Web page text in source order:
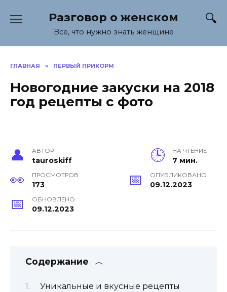
содержанию
Разговор о женском
Все, что нужно знать женщине
ГЛАВНАЯ » ПЕРВЫЙ ПРИКОРМ
Новогодние закуски на 2018
год рецепты с фото
АВТОР
tauroskiff
НА ЧТЕНИЕ
7 мин.
ПРОСМОТРОВ
173
ОПУБЛИКОВАНО
09.12.2023
ОБНОВЛЕНО
09.12.2023
Содержание
Уникальные и вкусные рецепты